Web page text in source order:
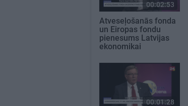
00:02:53
Atveseļošanās fonda
un Eiropas fondu
pienesums Latvijas
ekonomikai
00:01:28